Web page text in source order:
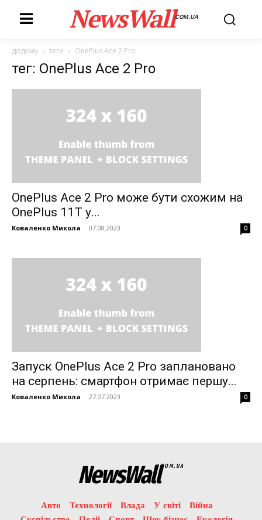
NewsWallCOM.UA
додому теги OnePlus Ace 2 Pro
тег: OnePlus Ace 2 Pro
OnePlus Ace 2 Pro може бути схожим на
OnePlus 11T у...
Коваленко Микола - 07.08.2023 0
Запуск OnePlus Ace 2 Pro заплановано
на серпень: смартфон отримає першу...
Коваленко Микола - 27.07.2023 0
NewsWallCOM.UA
Авто Технології Влада У світі
Війна